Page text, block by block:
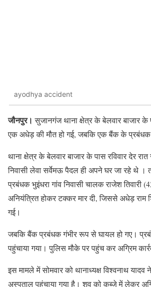
ayodhya accident
जौनपुर। सुजानगंज थाना क्षेत्र के बेलवार बाजार
एक अधेड़ की मौत हो गई, जबकि एक बैंक के प्रबंधक
थाना क्षेत्र के बेलवार बाजार के पास रविवार देर रात
निवासी लेवा सर्वेमऊ पैदल ही अपने घर जा रहे थे ।
प्रबंधक भुइंधरा गांव निवासी चालक राजेश तिवारी
अनियंत्रित होकर टक्कर मार दी, जिससे अधेड़ राम
गई।
जबकि बैंक प्रबंधक गंभीर रूप से घायल हो गए।
पहुंचाया गया। पुलिस मौके पर पहुंच कर अग्रिम
इस मामले में सोमवार को थानाध्यक्ष विश्वनाथ यादव
अस्पताल पहुंचाया गया है। शव को कब्जे में लेकर